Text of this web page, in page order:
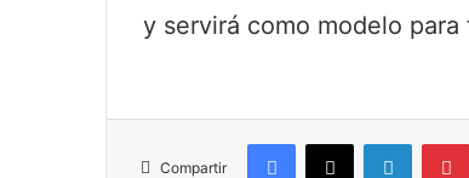
y servirá como modelo
Compartir
Facebook
X LinkedIn